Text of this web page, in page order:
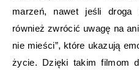
marzeń, nawet jeśli
również zwrócić uwagę na
nie mieści”, które ukazują
życie. Dzięki takim filmom